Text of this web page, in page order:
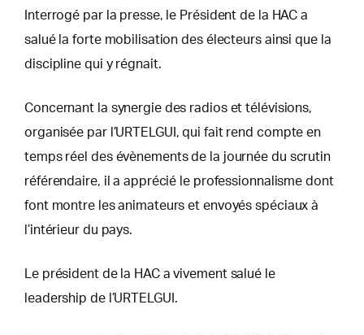
Interrogé par la presse, le Président de la HAC a
salué la forte mobilisation des électeurs ainsi que la
discipline qui y régnait.
Concernant la synergie des radios et télévisions,
organisée par l’URTELGUI, qui fait rend compte en
temps réel des évènements de la journée du scrutin
référendaire, il a apprécié le professionnalisme dont
font montre les animateurs et envoyés spéciaux à
l’intérieur du pays.
Le président de la HAC a vivement salué le
leadership de l’URTELGUI.